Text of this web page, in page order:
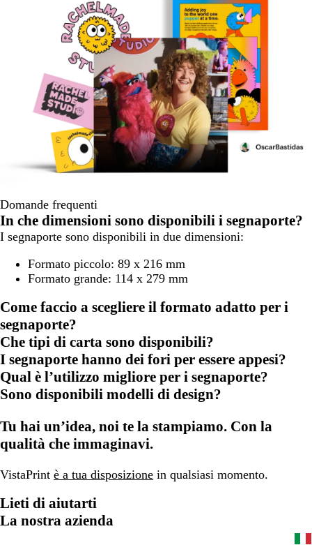
Domande frequenti
In che dimensioni sono disponibili i segnaporte?
I segnaporte sono disponibili in due dimensioni:
Formato piccolo: 89 x 216 mm
Formato grande: 114 x 279 mm
Come faccio a scegliere il formato adatto per i
segnaporte?
Che tipi di carta sono disponibili?
I segnaporte hanno dei fori per essere appesi?
Qual è l’utilizzo migliore per i segnaporte?
Sono disponibili modelli di design?
Tu hai un’idea, noi te la stampiamo. Con la
qualità che immaginavi.
VistaPrint è a tua disposizione in qualsiasi momento.
Lieti di aiutarti
La nostra azienda